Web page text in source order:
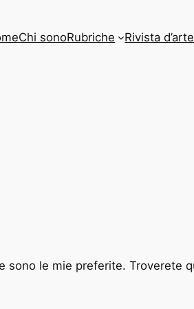
Chi sonoRubriche Rivista
sono le mie preferite. Troverete